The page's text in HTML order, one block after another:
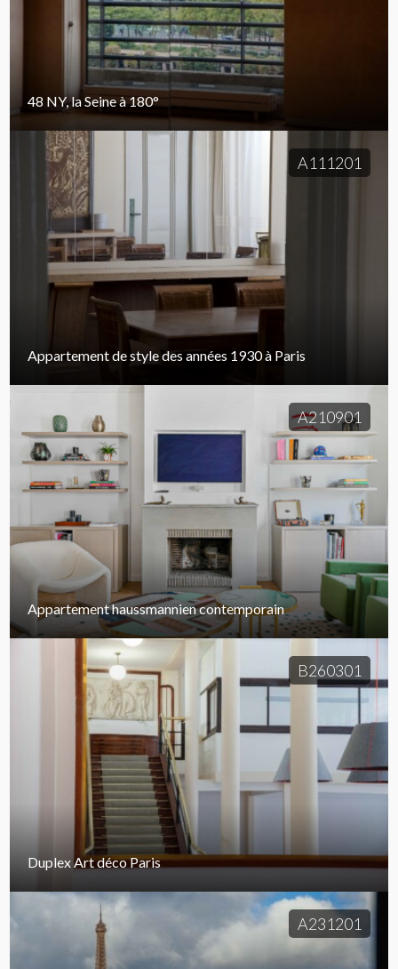
48 NY, la Seine à 180°
A111201
Appartement de style des années 1930 à Paris
A210901
Appartement haussmannien contemporain
B260301
Duplex Art déco Paris
A231201